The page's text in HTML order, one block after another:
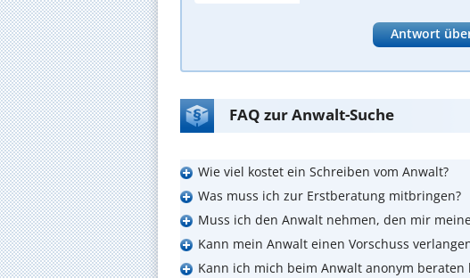
Antwort
FAQ zur Anwalt-Suche
Wie viel kostet ein Schreiben vom Anwalt?
Was muss ich zur Erstberatung mitbringen?
Muss ich den Anwalt nehmen, den mir
Kann mein Anwalt einen Vorschuss
Kann ich mich beim Anwalt anonym beraten